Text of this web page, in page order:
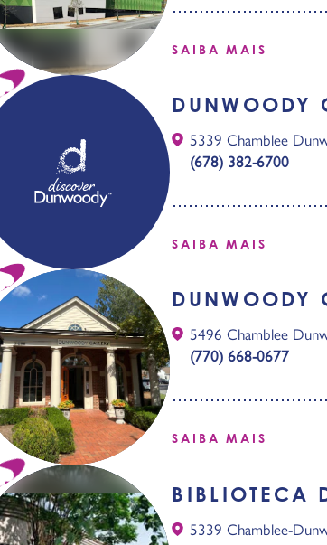
SAIBA MAIS
DUNWOODY
5339 Chamblee
(678) 382-6700
SAIBA MAIS
DUNWOODY
5496 Chamblee
(770) 668-0677
SAIBA MAIS
BIBLIOTECA
5339 Chamblee-